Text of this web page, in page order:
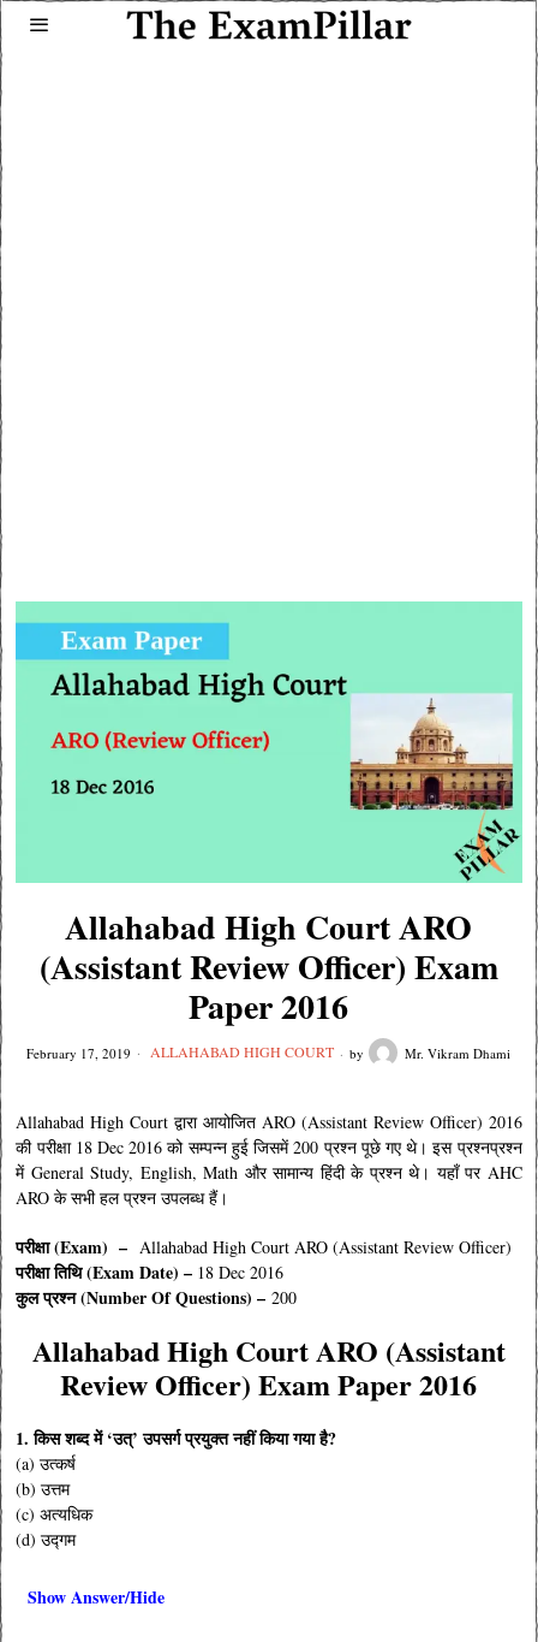
Allahabad High Court ARO
(Assistant Review Officer) Exam
Paper 2016
February 17, 2019 ALLAHABAD HIGH COURT by Mr. Vikram Dhami
Allahabad High Court द्वारा आयोजित ARO (Assistant Review Officer) 2016
की परीक्षा 18 Dec 2016 को सम्पन्न हुई जिसमें 200 प्रश्न पूछे गए थे। इस प्रश्नप्रश्न
में General Study, English, Math और सामान्य हिंदी के प्रश्न थे। यहाँ पर AHC
ARO के सभी हल प्रश्न उपलब्ध हैं।
परीक्षा (Exam) – Allahabad High Court ARO (Assistant Review Officer)
परीक्षा तिथि (Exam Date) – 18 Dec 2016
कुल प्रश्न (Number Of Questions) – 200
Allahabad High Court ARO (Assistant
Review Officer) Exam Paper 2016
1. किस शब्द में ‘उत्’ उपसर्ग प्रयुक्त नहीं किया गया है?
(a) उत्कर्ष
(b) उत्तम
(c) अत्यधिक
(d) उद्गम
Show Answer/Hide